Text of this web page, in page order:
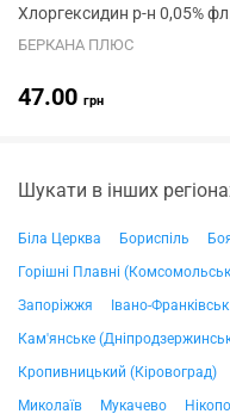
Хлоргексидин р-н 0,05%
БЕРКАНА ПЛЮС
47.00 грн
Шукати в інших
Біла Церква Бориспіль
Горішні Плавні
Запоріжжя
Івано-Франківськ
Кам'янське
Кропивницький (Кіровоград)
Миколаїв
Мукачево